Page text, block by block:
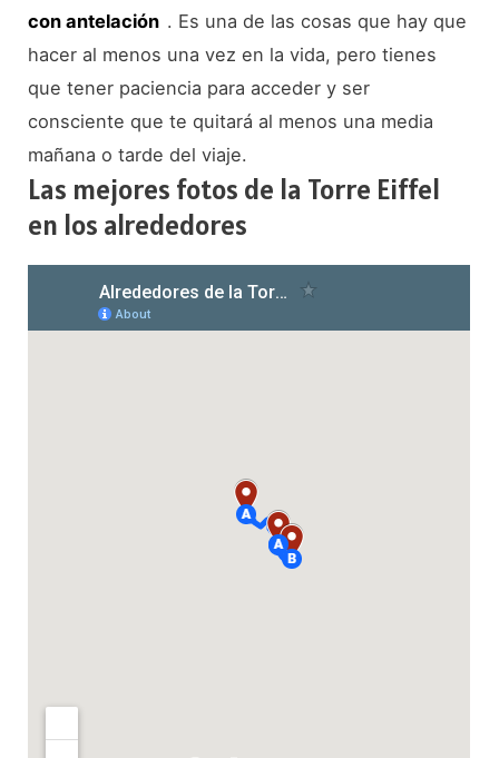
con antelación . Es una de las cosas que hay que
hacer al menos una vez en la vida, pero tienes
que tener paciencia para acceder y ser
consciente que te quitará al menos una media
mañana o tarde del viaje.
Las mejores fotos de la Torre Eiffel
en los alrededores